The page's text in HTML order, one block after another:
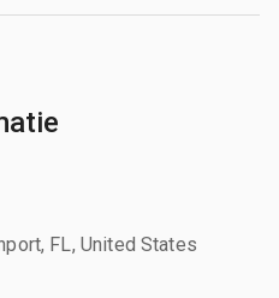
FL, United States